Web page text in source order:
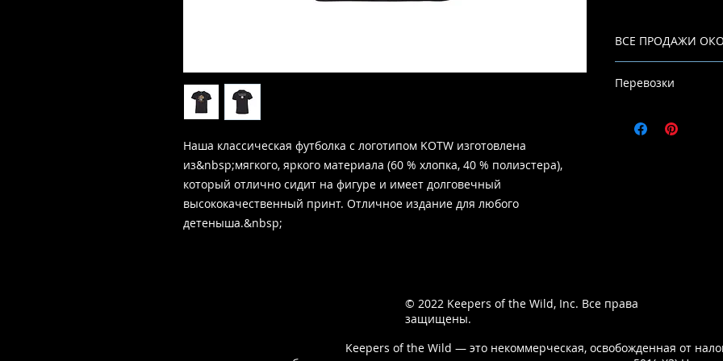
Наша классическая футболка с логотипом KOTW изготовлена
из&nbsp;мягкого, яркого материала (60 % хлопка, 40 % полиэстера),
который отлично сидит на фигуре и имеет долговечный
высококачественный принт. Отличное издание для любого
детеныша.&nbsp;
ВСЕ ПРОДАЖИ
Перевозки
доставки.
© 2022 Keepers of the Wild, Inc. Все права
защищены.
Keepers of the Wild — это некоммерческая, освобожденная от